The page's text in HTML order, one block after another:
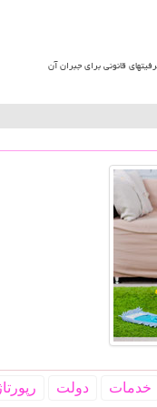
قانونی برای جبران آن
خدمات دولت رپورتاژ